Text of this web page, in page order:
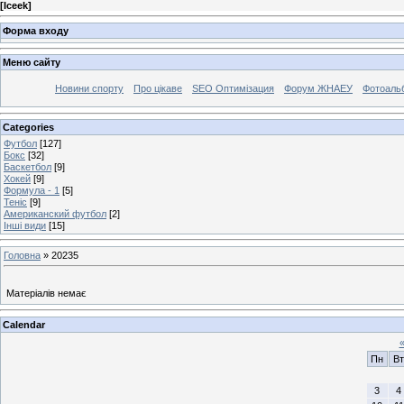
[Iceek]
Форма входу
Меню сайту
Новини спорту Про цікаве SEO Оптимізация Форум ЖНАЕУ
Categories
Футбол [127]
Бокс [32]
Баскетбол [9]
Хокей [9]
Формула - 1 [5]
Теніс [9]
Американский футбол [2]
Інші види [15]
Головна » 20235
Матеріалів немає
Calendar
«
Пн
Вт
3
4